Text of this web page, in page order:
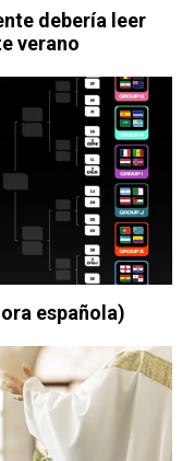
debería leer
verano
española)